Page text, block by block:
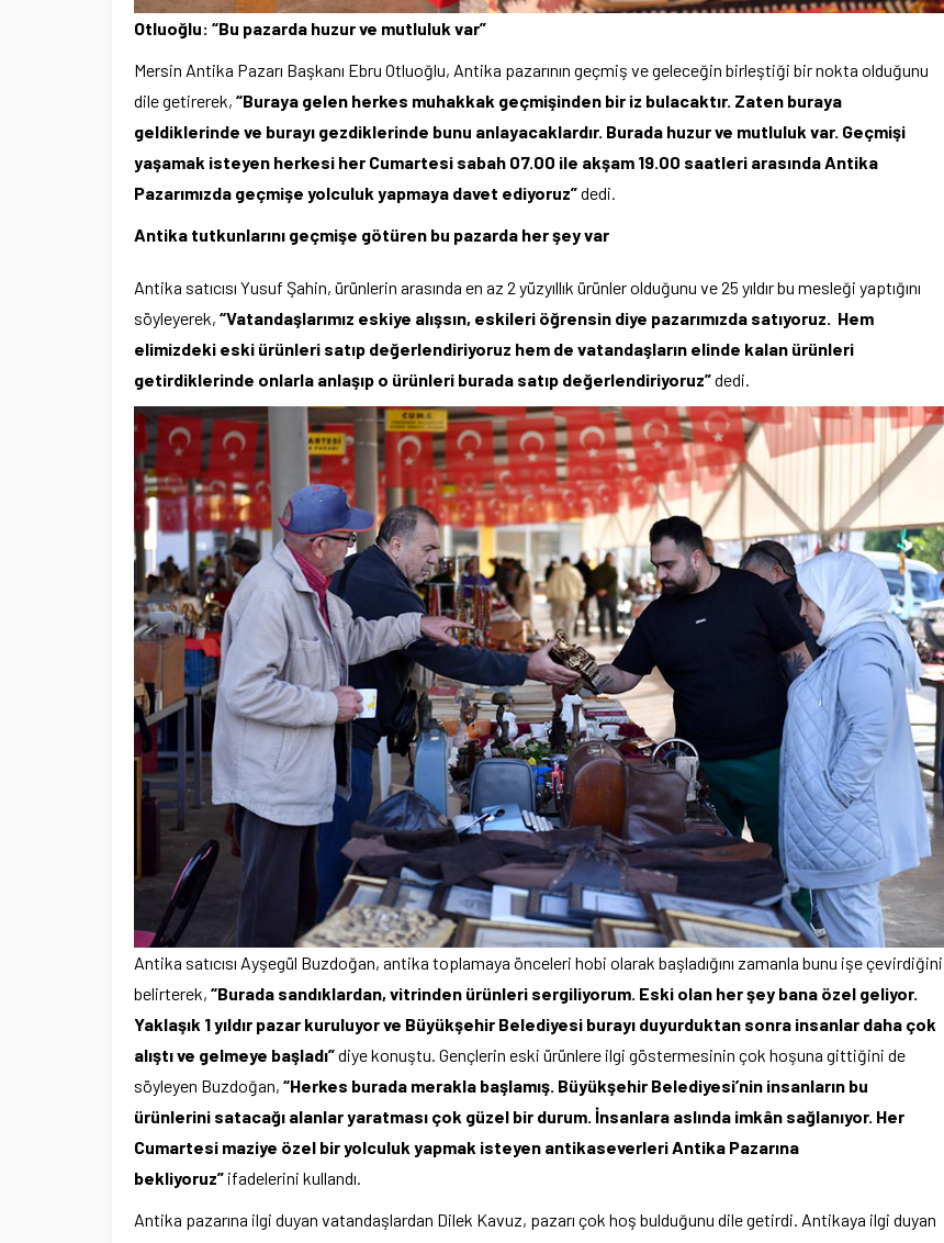
Otluoğlu: “Bu pazarda huzur ve mutluluk var”
Mersin Antika Pazarı Başkanı Ebru Otluoğlu, Antika pazarının geçmiş ve geleceğin birleştiği bir nokta olduğunu
dile getirerek, “Buraya gelen herkes muhakkak geçmişinden bir iz bulacaktır. Zaten buraya
geldiklerinde ve burayı gezdiklerinde bunu anlayacaklardır. Burada huzur ve mutluluk var. Geçmişi
yaşamak isteyen herkesi her Cumartesi sabah 07.00 ile akşam 19.00 saatleri arasında Antika
Pazarımızda geçmişe yolculuk yapmaya davet ediyoruz”dedi.
Antika tutkunlarını geçmişe götüren bu pazarda her şey var
Antika satıcısı Yusuf Şahin, ürünlerin arasında en az 2 yüzyıllık ürünler olduğunu ve 25 yıldır bu mesleği yaptığını
söyleyerek, “Vatandaşlarımız eskiye alışsın, eskileri öğrensin diye pazarımızda satıyoruz. Hem
elimizdeki eski ürünleri satıp değerlendiriyoruz hem de vatandaşların elinde kalan ürünleri
getirdiklerinde onlarla anlaşıp o ürünleri burada satıp değerlendiriyoruz”dedi.
Antika satıcısı Ayşegül Buzdoğan, antika toplamaya önceleri hobi olarak başladığını zamanla bunu işe çevirdiğini
belirterek, “Burada sandıklardan, vitrinden ürünleri sergiliyorum. Eski olan her şey bana özel geliyor.
Yaklaşık 1 yıldır pazar kuruluyor ve Büyükşehir Belediyesi burayı duyurduktan sonra insanlar daha çok
alıştı ve gelmeye başladı”diye konuştu. Gençlerin eski ürünlere ilgi göstermesinin çok hoşuna gittiğini de
söyleyen Buzdoğan, “Herkes burada merakla başlamış. Büyükşehir Belediyesi’nin insanların bu
ürünlerini satacağı alanlar yaratması çok güzel bir durum. İnsanlara aslında imkân sağlanıyor. Her
Cumartesi maziye özel bir yolculuk yapmak isteyen antikaseverleri Antika Pazarına
bekliyoruz” ifadelerini kullandı.
Antika pazarına ilgi duyan vatandaşlardan Dilek Kavuz, pazarı çok hoş bulduğunu dile getirdi. Antikaya ilgi duyan